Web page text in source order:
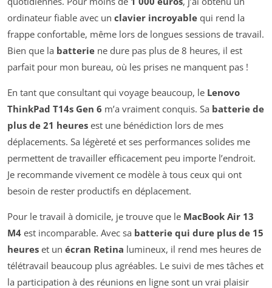
ordinateur fiable avec un clavier incroyable qui rend la
frappe confortable, même lors de longues sessions de travail.
Bien que la batterie ne dure pas plus de 8 heures, il est
parfait pour mon bureau, où les prises ne manquent pas !
En tant que consultant qui voyage beaucoup, le Lenovo
ThinkPad T14s Gen 6 m’a vraiment conquis. Sa batterie de
plus de 21 heures est une bénédiction lors de mes
déplacements. Sa légèreté et ses performances solides me
permettent de travailler efficacement peu importe l’endroit.
Je recommande vivement ce modèle à tous ceux qui ont
besoin de rester productifs en déplacement.
Pour le travail à domicile, je trouve que le MacBook Air 13
M4 est incomparable. Avec sa batterie qui dure plus de 15
heures et un écran Retina lumineux, il rend mes heures de
télétravail beaucoup plus agréables. Le suivi de mes tâches et
la participation à des réunions en ligne sont un vrai plaisir